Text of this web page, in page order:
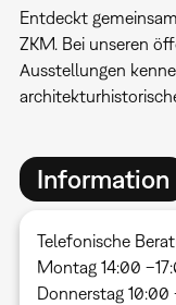
Entdeckt
ZKM. Bei unseren
Ausstellungen
Information
Telefonische
Montag 14:00
Donnerstag 10:00